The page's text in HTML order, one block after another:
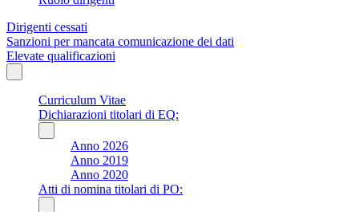
Dirigenti cessati
Sanzioni per mancata comunicazione dei dati
Elevate qualificazioni
Curriculum Vitae
Dichiarazioni titolari di EQ:
Anno 2026
Anno 2019
Anno 2020
Atti di nomina titolari di PO: